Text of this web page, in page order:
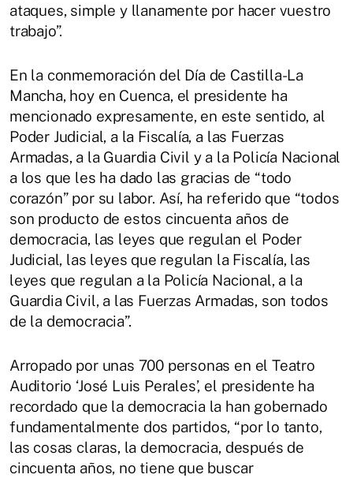
ataques, simple y llanamente por hacer vuestro
trabajo”.
En la conmemoración del Día de Castilla-La
Mancha, hoy en Cuenca, el presidente ha
mencionado expresamente, en este sentido, al
Poder Judicial, a la Fiscalía, a las Fuerzas
Armadas, a la Guardia Civil y a la Policía Nacional
a los que les ha dado las gracias de “todo
corazón” por su labor. Así, ha referido que “todos
son producto de estos cincuenta años de
democracia, las leyes que regulan el Poder
Judicial, las leyes que regulan la Fiscalía, las
leyes que regulan a la Policía Nacional, a la
Guardia Civil, a las Fuerzas Armadas, son todos
de la democracia”.
Arropado por unas 700 personas en el Teatro
Auditorio ‘José Luis Perales’, el presidente ha
recordado que la democracia la han gobernado
fundamentalmente dos partidos, “por lo tanto,
las cosas claras, la democracia, después de
cincuenta años, no tiene que buscar